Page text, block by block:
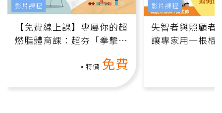
【免費線上課】專屬你的超
燃脂體育課：超夯「拳擊有
特價 免費
影片課程
失智者與照顧者
讓專家用一根棍
影片課程